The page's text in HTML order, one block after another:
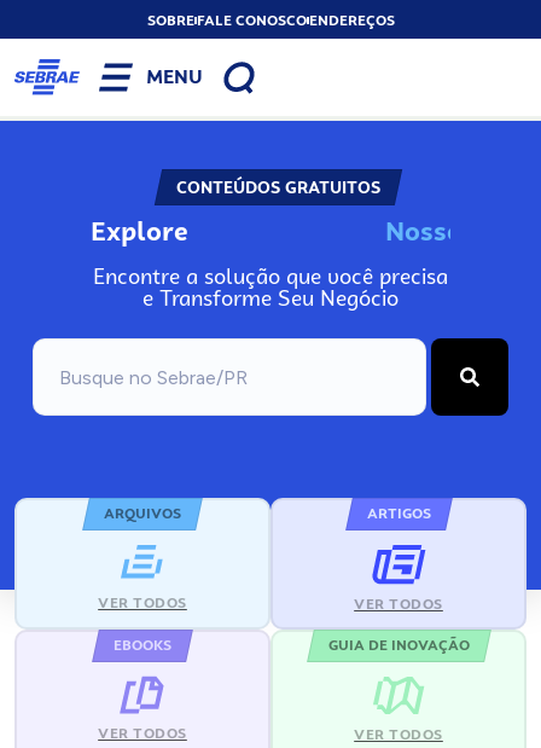
SOBREFALE CONOSCOENDEREÇOS
MENU
CONTEÚDOS GRATUITOS
Explore Nosso
Encontre a solução que você precisa
e Transforme Seu Negócio
ARQUIVOS
VER TODOS
ARTIGOS
VER TODOS
EBOOKS
VER TODOS
GUIA DE INOVAÇÃO
VER TODOS